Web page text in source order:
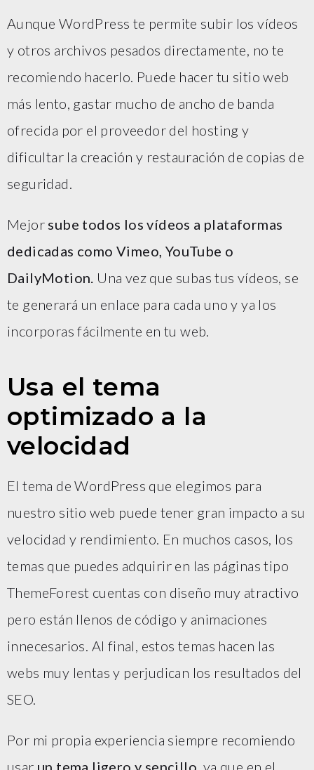
Aunque WordPress te permite subir los vídeos
y otros archivos pesados directamente, no te
recomiendo hacerlo. Puede hacer tu sitio web
más lento, gastar mucho de ancho de banda
ofrecida por el proveedor del hosting y
dificultar la creación y restauración de copias de
seguridad.
Mejor sube todos los vídeos a plataformas
dedicadas como Vimeo, YouTube o
DailyMotion. Una vez que subas tus vídeos, se
te generará un enlace para cada uno y ya los
incorporas fácilmente en tu web.
Usa el tema
optimizado a la
velocidad
El tema de WordPress que elegimos para
nuestro sitio web puede tener gran impacto a su
velocidad y rendimiento. En muchos casos, los
temas que puedes adquirir en las páginas tipo
ThemeForest cuentas con diseño muy atractivo
pero están llenos de código y animaciones
innecesarios. Al final, estos temas hacen las
webs muy lentas y perjudican los resultados del
SEO.
Por mi propia experiencia siempre recomiendo